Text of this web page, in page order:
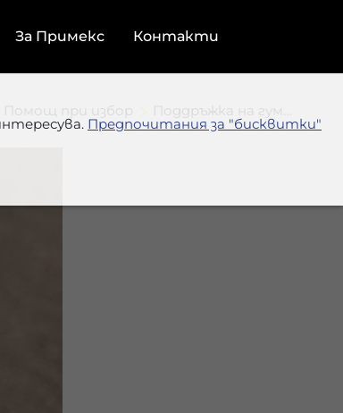
Предпочитания за "бисквитки"
За Примекс Контакти
Помощ при избор Поддръжка на гумите